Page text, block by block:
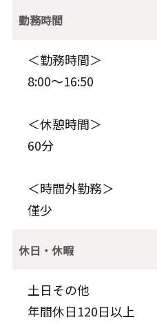
勤務時間
＜勤務時間＞
8:00～16:50
＜休憩時間＞
60分
＜時間外勤務＞
僅少
休日・休暇
土日その他
年間休日120日以上